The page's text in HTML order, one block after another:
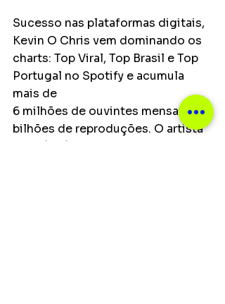
Sucesso nas plataformas digitais,
Kevin O Chris vem dominando os
charts: Top Viral, Top Brasil e Top
Portugal no Spotify e acumula
mais de
6 milhões de ouvintes mensais e 3
bilhões de reproduções. O artista